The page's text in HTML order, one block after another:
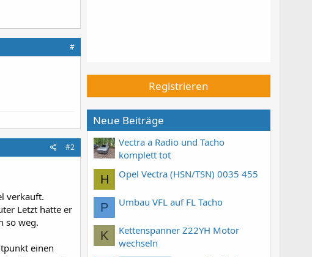
#
#2
verkauft.
Letzt hatte er
so weg.
einen
Registrieren
Neue Beiträge
Vectra a Radio und Tacho
komplett tot
H Opel Vectra (HSN/TSN) 0035 455
P Umbau VFL auf FL Tacho
K
Kettenspanner Z22YH Motor
wechseln